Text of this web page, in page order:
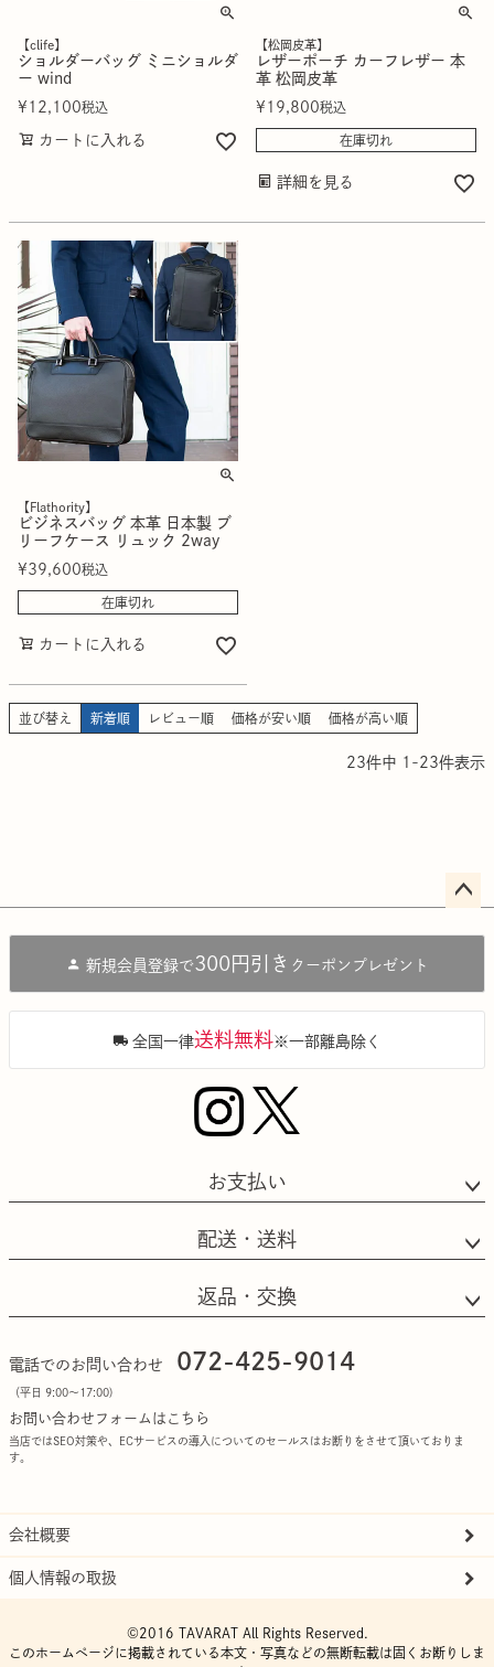
【clife】
ショルダーバッグ ミニショルダ
ー wind
¥ 12,100税込
カートに入れる
【松岡皮革】
レザーポーチ カーフレザー 本
革 松岡皮革
¥ 19,800税込
在庫切れ
詳細を見る
【Flathority】
ビジネスバッグ 本革 日本製 ブ
リーフケース リュック 2way
¥39,600税込
在庫切れ
カートに入れる
並び替え 新着順 レビュー順 価格が安い順 価格が高い順
23件中 1 -23件表示
へ
新規会員登録で300円引き クーポンプレゼント
全国一律送料無料※一部離島除く
お支払い
配送・送料
返品・交換
電話でのお問い合わせ 072-425-9014
（平日 9:00〜17:00)
お問い合わせフォームはこちら
当店ではSEO対策や、ECサービスの導入についてのセールスはお断りをさせて頂いておりま
す。
会社概要
個人情報の取扱
©2016 TAVARAT All Rights Reserved.
このホームページに掲載されている本文・写真などの無断転載は固くお断りしま